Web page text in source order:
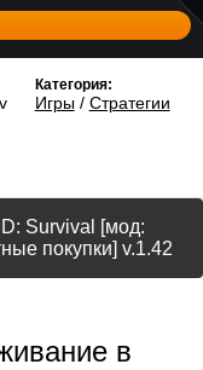
Категория:
Игры/ Стратегии
Survival [мод:
покупки] v.1.42
в